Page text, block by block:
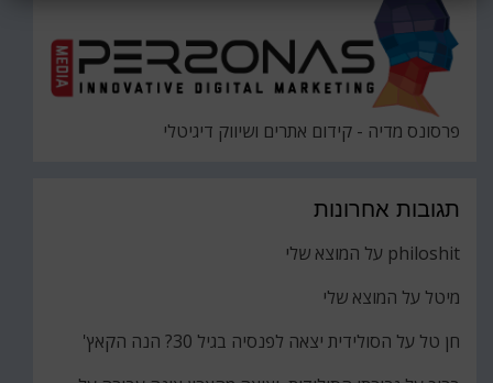
פרסונס מדיה - קידום אתרים ושיווק דיגיטלי
תגובות אחרונות
philoshit על המוצא שלי
מיטל על המוצא שלי
חן טל על הסולידית יצאה לפנסיה בגיל 30? הנה הקאץ'